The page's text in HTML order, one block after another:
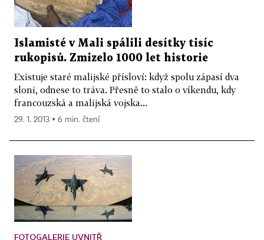
Islamisté v Mali spálili desítky tisíc
rukopisů. Zmizelo 1000 let historie
Existuje staré malijské přísloví: když spolu zápasí dva
sloni, odnese to tráva. Přesně to stalo o víkendu, kdy
francouzská a malijská vojska...
29. 1. 2013 ▪ 6 min. čtení
FOTOGALERIE UVNITŘ